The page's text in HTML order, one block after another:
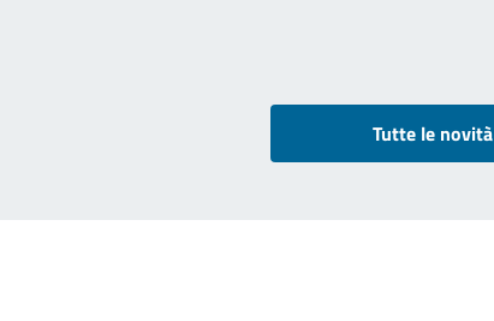
Tutte le novità